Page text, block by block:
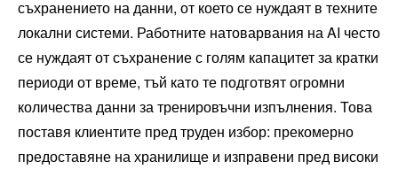
съхранението на данни, от което се нуждаят в техните
локални системи. Работните натоварвания на AI често
се нуждаят от съхранение с голям капацитет за кратки
периоди от време, тъй като те подготвят огромни
количества данни за тренировъчни изпълнения. Това
поставя клиентите пред труден избор: прекомерно
предоставяне на хранилище и изправени пред високи